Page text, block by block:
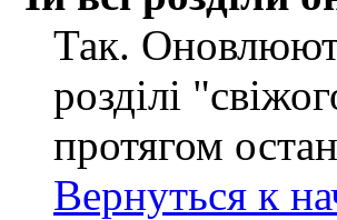
Так.
розділі
протягом
Вернуться к